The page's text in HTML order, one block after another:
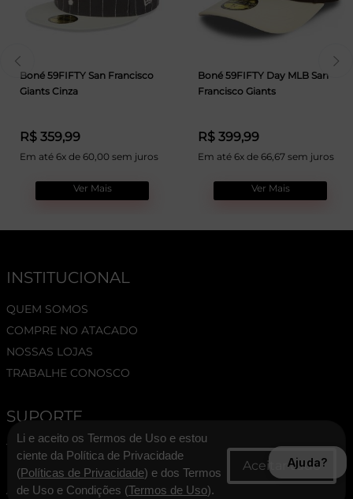
Boné 59FIFTY San Francisco
Giants Cinza
R$ 359,99
Em até 6x de 60,00 sem juros
Ver Mais
Boné 59FIFTY Day MLB San
Francisco Giants
R$ 399,99
Em até 6x de 66,67 sem juros
Ver Mais
INSTITUCIONAL
QUEM SOMOS
COMPRE NO ATACADO
NOSSAS LOJAS
TRABALHE CONOSCO
SUPORTE
TERMOS E CONDIÇÕES
POLÍTICA DE PRIVACIDADE
ASSESSORIA DE IMPRENSA
Li e aceito os Termos de Uso e estou
ciente da Política de Privacidade
(Políticas de Privacidade) e dos Termos
de Uso e Condições (Termos de Uso).
Ajuda?